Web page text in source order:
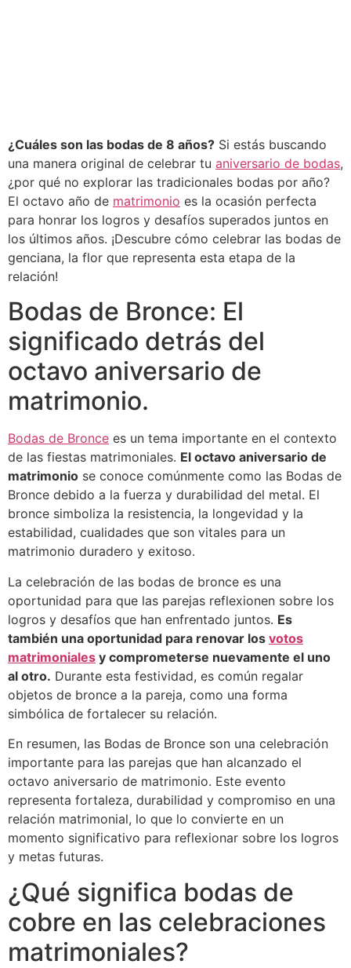
¿Cuáles son las bodas de 8 años? Si estás buscando
una manera original de celebrar tu aniversario de bodas,
¿por qué no explorar las tradicionales bodas por año?
El octavo año de matrimonio es la ocasión perfecta
para honrar los logros y desafíos superados juntos en
los últimos años. ¡Descubre cómo celebrar las bodas de
genciana, la flor que representa esta etapa de la
relación!
Bodas de Bronce: El
significado detrás del
octavo aniversario de
matrimonio.
Bodas de Bronce es un tema importante en el contexto
de las fiestas matrimoniales. El octavo aniversario de
matrimonio se conoce comúnmente como las Bodas de
Bronce debido a la fuerza y durabilidad del metal. El
bronce simboliza la resistencia, la longevidad y la
estabilidad, cualidades que son vitales para un
matrimonio duradero y exitoso.
La celebración de las bodas de bronce es una
oportunidad para que las parejas reflexionen sobre los
logros y desafíos que han enfrentado juntos. Es
también una oportunidad para renovar los votos
matrimoniales y comprometerse nuevamente el uno
al otro. Durante esta festividad, es común regalar
objetos de bronce a la pareja, como una forma
simbólica de fortalecer su relación.
En resumen, las Bodas de Bronce son una celebración
importante para las parejas que han alcanzado el
octavo aniversario de matrimonio. Este evento
representa fortaleza, durabilidad y compromiso en una
relación matrimonial, lo que lo convierte en un
momento significativo para reflexionar sobre los logros
y metas futuras.
¿Qué significa bodas de
cobre en las celebraciones
matrimoniales?